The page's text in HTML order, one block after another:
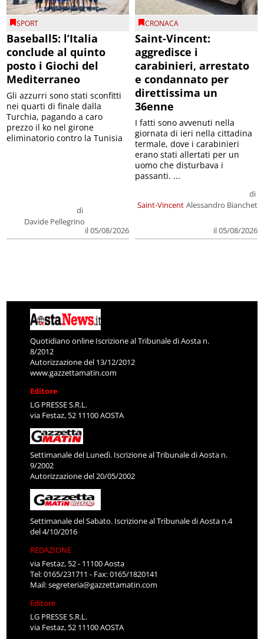
SPORT
Baseball5: l’Italia
conclude al quinto
posto i Giochi del
Mediterraneo
di
Davide Pellegrino
il 05/08/2026
Gli azzurri sono stati sconfitti
nei quarti di finale dalla
Turchia, pagando a caro
prezzo il ko nel girone
eliminatorio contro la Tunisia
CRONACA
Saint-Vincent:
aggredisce i
carabinieri, arrestato
e condannato per
direttissima un
36enne
Saint-Vincent
di
Alessandro Bianchet
il 05/08/2026
I fatti sono avvenuti nella
giornata di ieri nella cittadina
termale, dove i carabinieri
erano stati allertati per un
uomo che disturbava i
passanti. ...
Quotidiano online Iscrizione al Tribunale di Aosta n.
8/2012
Autorizzazione del 13/12/2012
www.gazzettamatin.com
Editore
LG PRESSE S.R.L.
via Festaz, 52 11100 AOSTA
Settimanale del Lunedì. Iscrizione al Tribunale di Aosta n.
9/2002
Autorizzazione del 20/05/2002
Settimanale del Sabato. Iscrizione al Tribunale di Aosta n.4
del 4/10/2016
REDAZIONE
via Festaz, 52 - 11100 Aosta
Tel: 0165/231711 - Fax: 0165/1820141
Mail:segreteria@gazzettamatin.com
Editore
LG PRESSE S.R.L.
via Festaz, 52 11100 AOSTA